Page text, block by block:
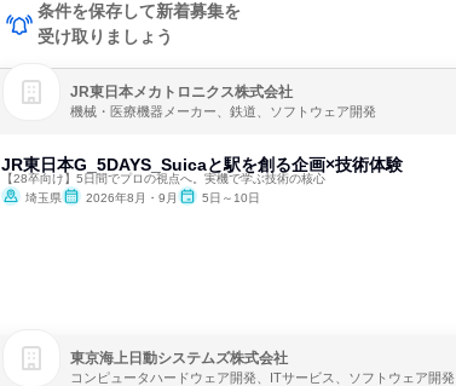
条件を保存して新着募集を
受け取りましょう
JR東日本メカトロニクス株式会社
機械・医療機器メーカー、鉄道、ソフトウェア開発
JR東日本G_5DAYS_Suicaと駅を創る企画×技術体験
【28卒向け】5日間でプロの視点へ。実機で学ぶ技術の核心
埼玉県
2026年8月・9月 5日～10日
東京海上日動システムズ株式会社
コンピュータハードウェア開発、ITサービス、ソフトウェア開発